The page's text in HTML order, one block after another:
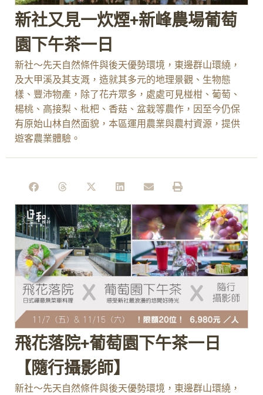
新社又見一炊煙+新峰農場葡萄
園下午茶一日
新社～先天自然條件與後天優勢環境，東邊群山環繞，
及大甲溪及其支溉，造就其多元的地理景觀、生物態
樣、豐沛物產，除了花卉眾多，處處可見椪柑、葡萄、
楊桃、高接梨、枇杷、香菇、盆栽等農作，因至今仍保
有原始山林自然面貌，本區運用農業與農村資源，提供
遊客農業體驗。
飛花落院+葡萄園下午茶一日
【隨行攝影師】
新社～先天自然條件與後天優勢環境，東邊群山環繞，